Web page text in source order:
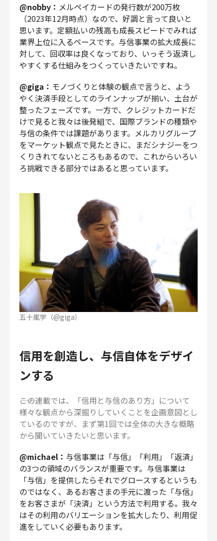
@nobby： メルペイカードの発行数が200万枚
（2023年12月時点）なので、好調と言って良いと
思います。定額払いの残高も成長スピードでみれば
業界上位に入るペースです。与信事業の拡大成長に
対して、回収率は良くなっており、いっそう返済し
やすくする仕組みをつくっていきたいですね。
@giga： モノづくりと体験の観点で言うと、よう
やく決済手段としてのラインナップが揃い、土台が
整ったフェーズです。一方で、クレジットカードだ
けで見ると我々は後発組で、国際ブランドの種類や
与信の条件では課題があります。メルカリグループ
をマーケット観点で見たときに、まだシナジーをつ
くりきれてないところもあるので、これからいろい
ろ挑戦できる部分ではあると思っています。
五十嵐学（@giga）
信用を創造し、与信自体をデザイ
ンする
――この連載では、「信用と与信のあり方」について
様々な観点から深掘りしていくことを企画意図とし
ているのですが、まず第1回では全体の大きな概略
から聞いていきたいと思います。
@michael： 与信事業は「与信」「利用」「返済」
の3つの領域のバランスが重要です。与信事業は
「与信」を提供したらそれでグロースするというも
のではなく、あるお客さまの手元に渡った「与信」
をお客さまが「決済」という方法で利用する。我々
はその利用のバリエーションを拡大したり、利用促
進をしていく必要もあります。